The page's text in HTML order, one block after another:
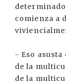
comienza a
- Eso
de la
de la